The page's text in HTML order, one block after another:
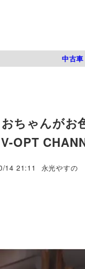
中古車
ちゃんが
OPT
14 21:11
著
永光やすの